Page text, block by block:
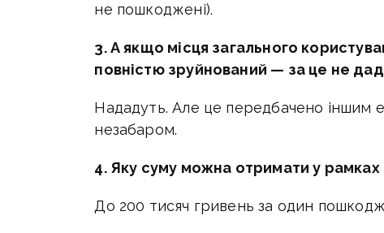
не пошкоджені).
3. А якщо місця загального
повністю зруйнований — за це не
Нададуть. Але це передбачено іншим
незабаром.
4. Яку суму можна отримати у
До 200 тисяч гривень за один